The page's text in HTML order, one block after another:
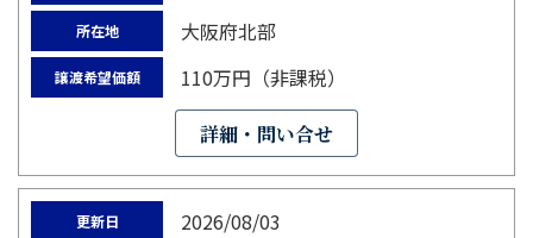
所在地 大阪府北部
譲渡希望価額 110万円（非課税）
詳細・問い合せ
更新日 2026/08/03